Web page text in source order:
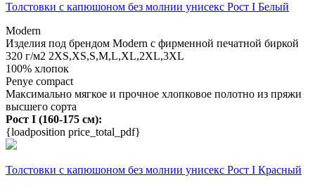
Толстовки с капюшоном без молнии унисекс Рост I Белый
Modern
Изделия под брендом Modern с фирменной печатной биркой
320 г/м2 2XS,XS,S,M,L,XL,2XL,3XL
100% хлопок
Penye compact
Максимально мягкое и прочное хлопковое полотно из пряжи
высшего сорта
Рост I (160-175 см):
{loadposition price_total_pdf}
Толстовки с капюшоном без молнии унисекс Рост I Красный